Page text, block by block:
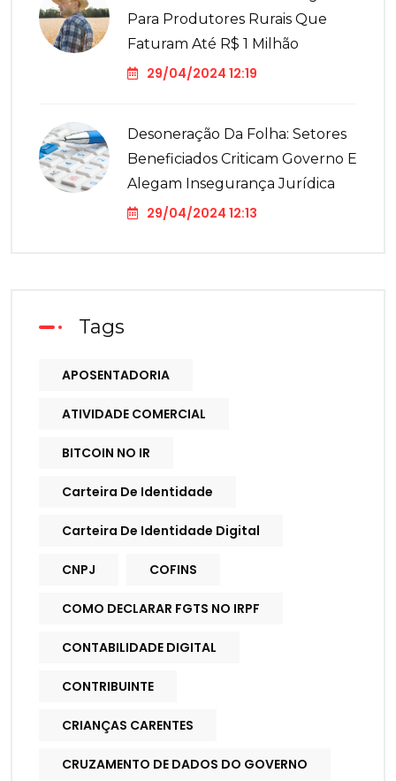
Para Produtores Rurais Que
Faturam Até R$ 1 Milhão
29/04/2024 12:19
Desoneração Da Folha: Setores
Beneficiados Criticam Governo E
Alegam Insegurança Jurídica
29/04/2024 12:13
Tags
APOSENTADORIA
ATIVIDADE COMERCIAL
BITCOIN NO IR
Carteira De Identidade
Carteira De Identidade Digital
CNPJ COFINS
COMO DECLARAR FGTS NO IRPF
CONTABILIDADE DIGITAL
CONTRIBUINTE
CRIANÇAS CARENTES
CRUZAMENTO DE DADOS DO GOVERNO